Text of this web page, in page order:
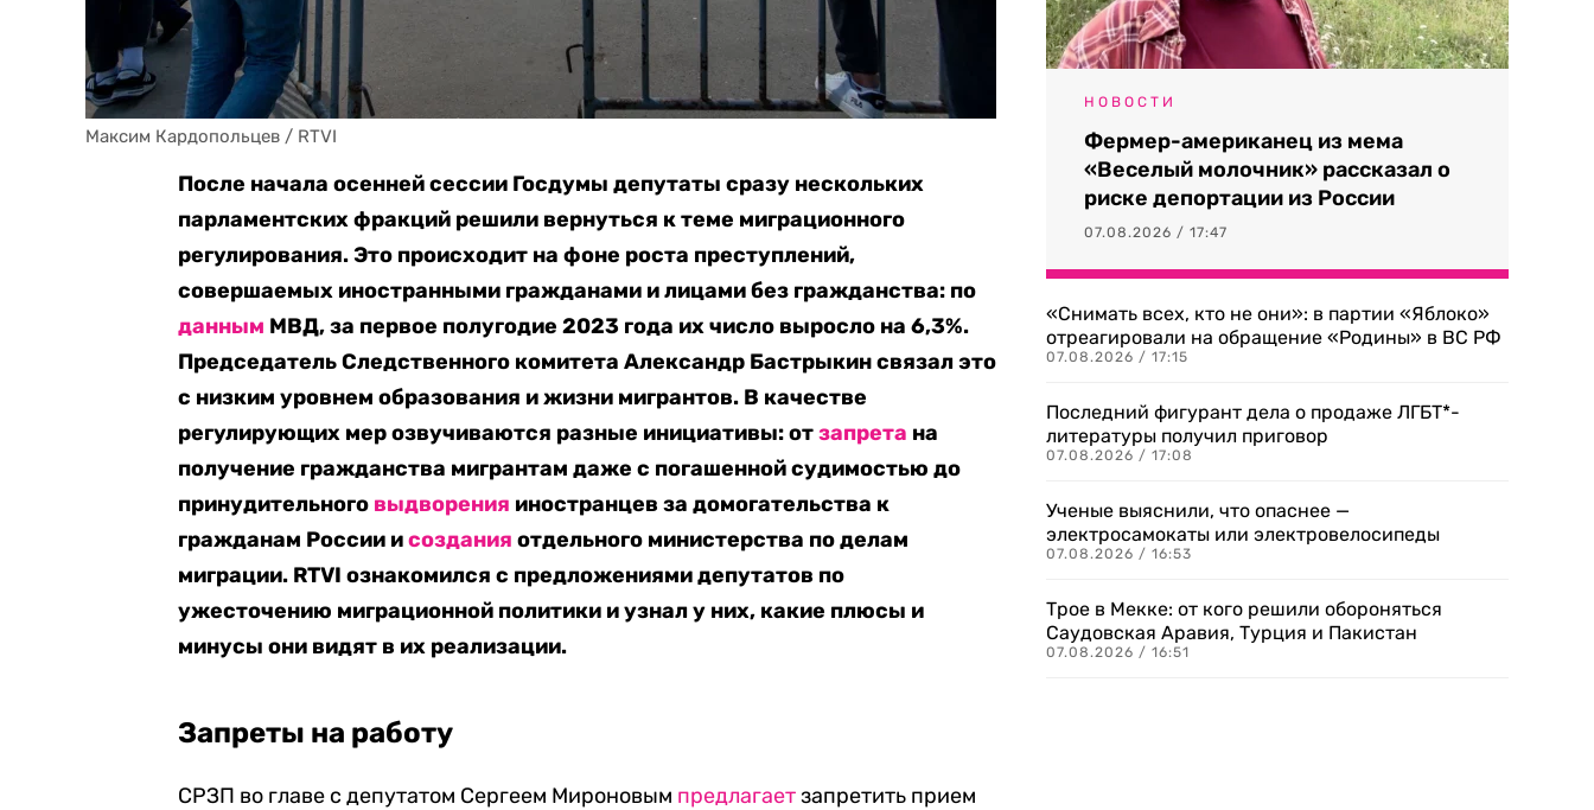
Максим Кардопольцев / RTVI
После начала осенней сессии Госдумы депутаты сразу нескольких
парламентских фракций решили вернуться к теме миграционного
регулирования. Это происходит на фоне роста преступлений,
совершаемых иностранными гражданами и лицами без гражданства: по
данным МВД, за первое полугодие 2023 года их число выросло на 6,3%.
Председатель Следственного комитета Александр Бастрыкин связал это
с низким уровнем образования и жизни мигрантов. В качестве
регулирующих мер озвучиваются разные инициативы: отзапрета на
получение гражданства мигрантам даже с погашенной судимостью до
принудительного выдворения иностранцев за домогательства к
гражданам России исоздания отдельного министерства по делам
миграции. RTVI ознакомился с предложениями депутатов по
ужесточению миграционной политики и узнал у них, какие плюсы и
минусы они видят в их реализации.
Запреты на работу
СРЗП во главе с депутатом Сергеем Мироновым предлагаетзапретить прием
НОВОСТИ
Фермер-американец из мема
«Веселый молочник» рассказал о
риске депортации из России
07.08.2026 / 17:47
«Снимать всех, кто не они»: в партии «Яблоко»
отреагировали на обращение «Родины» в ВС РФ
07.08.2026 / 17:15
Последний фигурант дела о продаже ЛГБТ*-
литературы получил приговор
07.08.2026 / 17:08
Ученые выяснили, что опаснее —
электросамокаты или электровелосипеды
07.08.2026 / 16:53
Трое в Мекке: от кого решили обороняться
Саудовская Аравия, Турция и Пакистан
07.08.2026 / 16:51